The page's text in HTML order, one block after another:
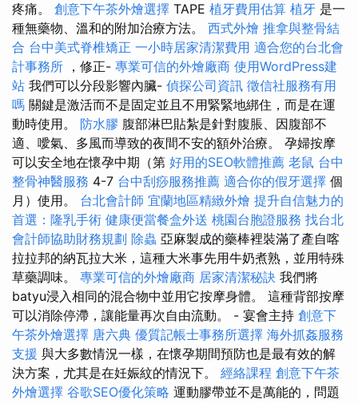
疼痛。 創意下午茶外燴選擇 TAPE 植牙費用估算 植牙 是一
種無藥物、溫和的附加治療方法。 西式外燴 推拿與整骨結
合 台中美式脊椎矯正 一小時居家清潔費用 適合您的台北會
計事務所 ，修正- 專業可信的外燴廠商 使用WordPress建
站 我們可以分段影響內臟- 偵探公司資訊 徵信社服務有用
嗎 關鍵是激活而不是固定並且不用緊緊地綁住，而是在運
動時使用。 防水膠 腹部淋巴貼紮是針對腹脹、因腹部不
適、噯氣、多風而導致的夜間不安的額外治療。 孕婦按摩
可以安全地在懷孕中期（第 好用的SEO軟體推薦 老鼠 台中
整骨神醫服務 4-7 台中刮痧服務推薦 適合你的假牙選擇 個
月）使用。 台北會計師 宜蘭地區精緻外燴 提升自信魅力的
首選：隆乳手術 健康便當餐盒外送 桃園台胞證服務 找台北
會計師協助財務規劃 除蟲 亞麻製成的藥棒裡裝滿了產自喀
拉拉邦的納瓦拉大米，這種大米事先用牛奶煮熟，並用特殊
草藥調味。 專業可信的外燴廠商 居家清潔秘訣 我們將
batyu浸入相同的混合物中並用它按摩身體。 這種背部按摩
可以消除停滯，讓能量再次自由流動。 - 宴會主持 創意下
午茶外燴選擇 唐六典 優質記帳士事務所選擇 海外抓姦服務
支援 與大多數情況一樣，在懷孕期間預防也是最有效的解
決方案，尤其是在妊娠紋的情況下。 經絡課程 創意下午茶
外燴選擇 谷歌SEO優化策略 運動膠帶並不是萬能的，問題